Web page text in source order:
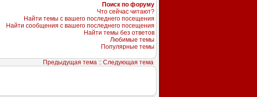
Поиск по форуму
Что сейчас читают?
Найти темы с вашего последнего посещения
Найти сообщения с вашего последнего посещения
Найти темы без ответов
Любимые темы
Популярные темы
Предыдущая тема:: Следующая тема